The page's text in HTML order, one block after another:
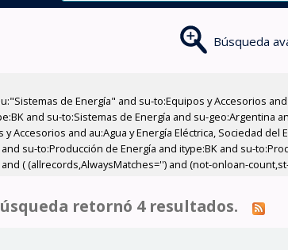
Búsqueda
de Energía" and su-to:Equipos y Accesorios
and su-to:Sistemas de Energía and su-geo:Argentina
Accesorios and au:Agua y Energía Eléctrica, Sociedad
su-to:Producción de Energía and itype:BK and su-
( (allrecords,AlwaysMatches='') and (not-onloan-
retornó 4 resultados.